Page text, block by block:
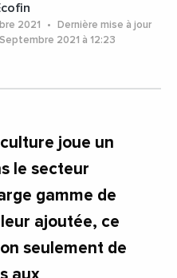
2021
Dernière mise à jour
2021 à 12:23
joue un
le secteur
gamme de
ajoutée, ce
seulement de
aux